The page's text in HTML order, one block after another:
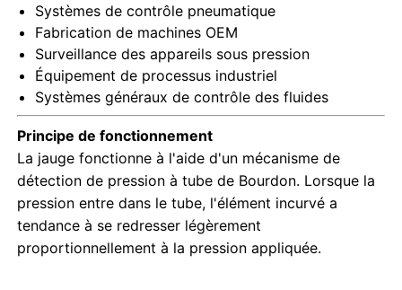
Systèmes de contrôle pneumatique
Fabrication de machines OEM
Surveillance des appareils sous pression
Équipement de processus industriel
Systèmes généraux de contrôle des fluides
Principe de fonctionnement
La jauge fonctionne à l'aide d'un mécanisme de
détection de pression à tube de Bourdon. Lorsque la
pression entre dans le tube, l'élément incurvé a
tendance à se redresser légèrement
proportionnellement à la pression appliquée.